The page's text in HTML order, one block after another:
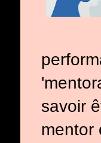
savoir
mentor